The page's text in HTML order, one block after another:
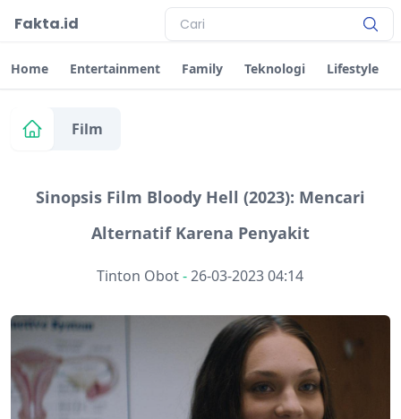
Fakta.id
Home Entertainment Family Teknologi Lifestyle
Film
Sinopsis Film Bloody Hell (2023): Mencari
Alternatif Karena Penyakit
Tinton Obot-26-03-2023 04:14